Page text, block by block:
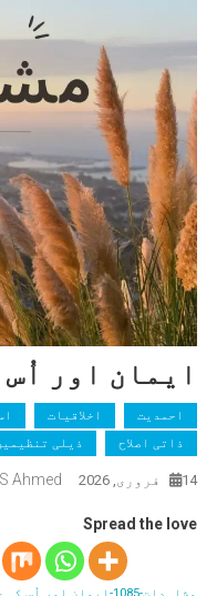
ایمان اور
احمدیت اخلاقیات
ذاتی اصلاح
ذیلی
14 فروری, 2026 S Ahmed
Spread the love
مشاہدات-1085-ایمان اور اُس کی حفاظت؟